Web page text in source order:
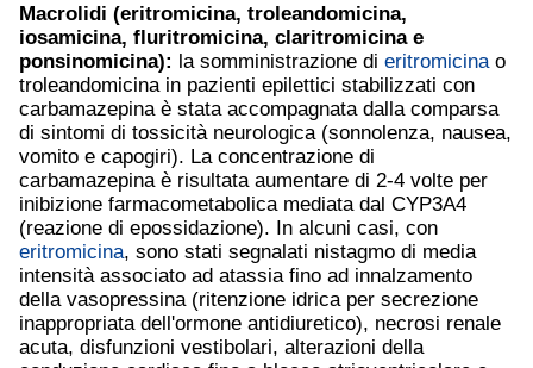
Macrolidi (eritromicina, troleandomicina,
iosamicina, fluritromicina, claritromicinae
ponsinomicina): la somministrazione di eritromicinao
troleandomicina in pazienti epilettici stabilizzati con
carbamazepina è stata accompagnata dalla comparsa
di sintomi di tossicità neurologica (sonnolenza, nausea,
vomito e capogiri). La concentrazione di
carbamazepina è risultata aumentare di 2-4 volte per
inibizione farmacometabolica mediata dal CYP3A4
(reazione di epossidazione). In alcuni casi, con
eritromicina, sono stati segnalati nistagmo di media
intensità associato ad atassia fino ad innalzamento
della vasopressina (ritenzione idrica per secrezione
inappropriata dell'ormone antidiuretico), necrosi renale
acuta, disfunzioni vestibolari, alterazioni della